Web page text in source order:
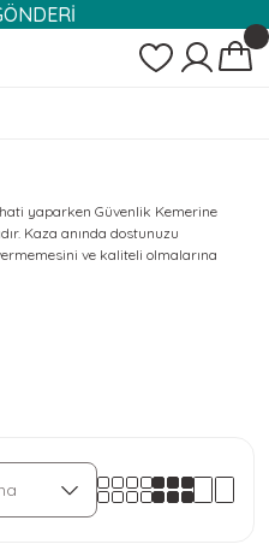
yaparken Güvenlik Kemerine
Kaza anında dostunuzu
ve kaliteli olmalarına